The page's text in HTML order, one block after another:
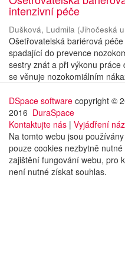
intenzivní péče
Dušková, Ludmila (Jihočeská
Ošetřovatelská bariérová
spadající do prevence
sestry znát a při výkonu
se věnuje nozokomiálním
DSpace software copyright ©
2016 DuraSpace
Kontaktujte nás | Vyjádření
Na tomto webu jsou používány
pouze cookies nezbytně nutné
zajištění fungování webu, pro
není nutné získat souhlas.